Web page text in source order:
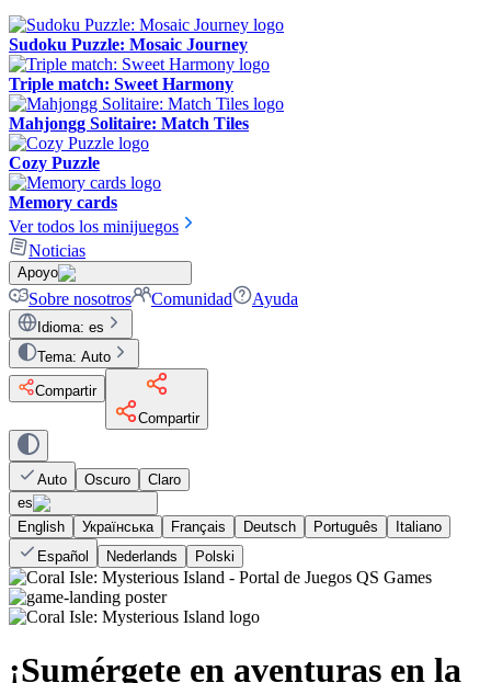
Sudoku Puzzle: Mosaic Journey
Triple match: Sweet Harmony
Mahjongg Solitaire: Match Tiles
Cozy Puzzle
Memory cards
Ver todos los minijuegos
Noticias
Apoyo
Sobre nosotros Comunidad Ayuda
Idioma: es
Tema: Auto
Compartir
Compartir
Auto Oscuro
Claro
es
English
Українська Français Deutsch Português
Italiano
Español
Nederlands Polski
¡Sumérgete en aventuras en la